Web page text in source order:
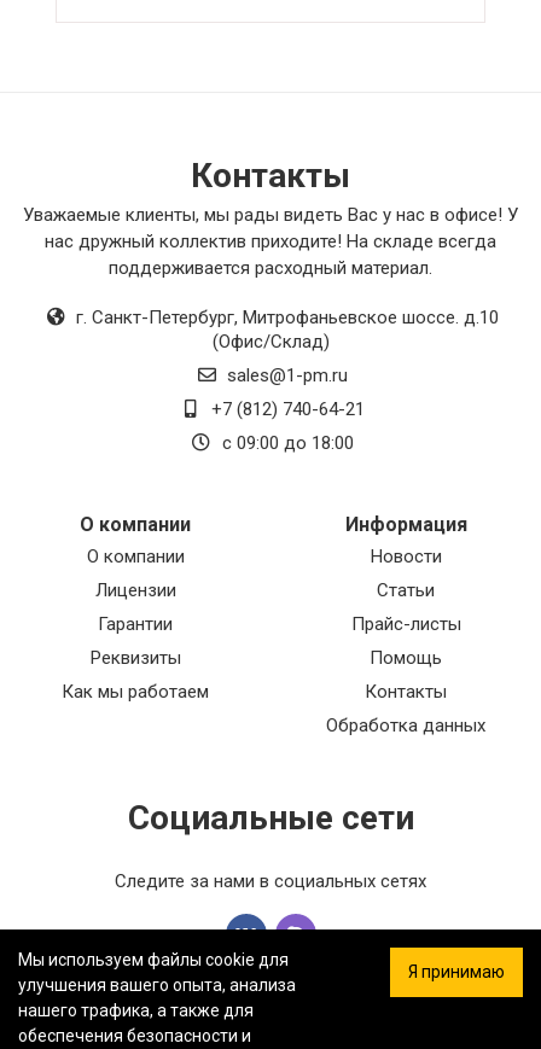
Контакты
Уважаемые клиенты, мы рады видеть Вас у нас в офисе! У
нас дружный коллектив приходите! На складе всегда
поддерживается расходный материал.
г. Санкт-Петербург, Митрофаньевское шоссе. д.10
(Офис/Склад)
sales@1-pm.ru
+7 (812) 740-64-21
с 09:00 до 18:00
О компании
О компании
Лицензии
Гарантии
Реквизиты
Как мы работаем
Информация
Новости
Статьи
Прайс-листы
Помощь
Контакты
Обработка данных
Социальные сети
Следите за нами в социальных сетях
Мы используем файлы cookie для
улучшения вашего опыта, анализа
нашего трафика, а также для
обеспечения безопасности и
Я принимаю